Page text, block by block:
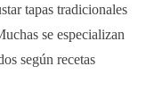
tapas tradicionales
se especializan
según recetas